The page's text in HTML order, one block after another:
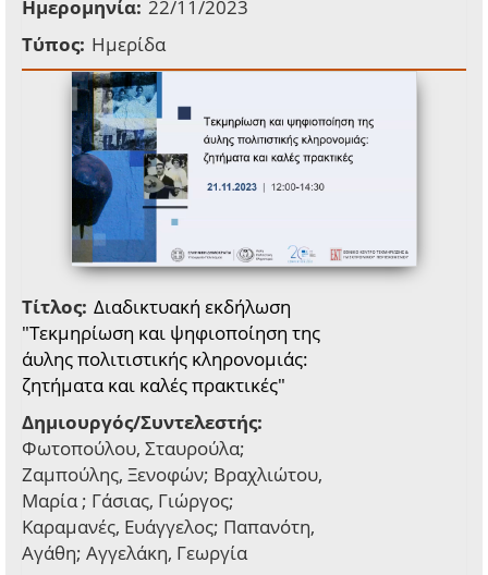
Ημερομηνία: 22/11/2023
Τύπος: Ημερίδα
Τίτλος: Διαδικτυακή εκδήλωση
"Τεκμηρίωση και ψηφιοποίηση της
άυλης πολιτιστικής κληρονομιάς:
ζητήματα και καλές πρακτικές"
Δημιουργός/Συντελεστής:
Φωτοπούλου, Σταυρούλα;
Ζαμπούλης, Ξενοφών; Βραχλιώτου,
Μαρία ; Γάσιας, Γιώργος;
Καραμανές, Ευάγγελος; Παπανότη,
Αγάθη; Αγγελάκη, Γεωργία